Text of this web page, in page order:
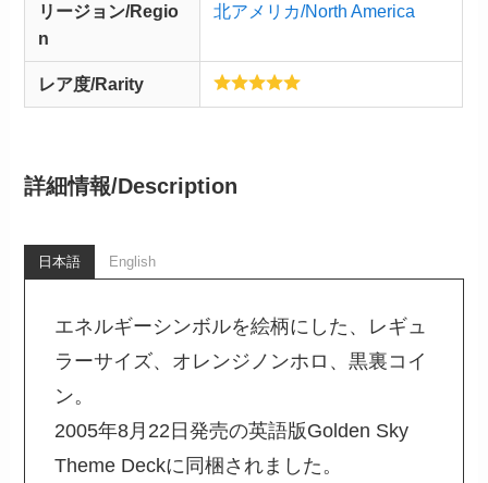
リージョン/Regio
n
北アメリカ/North America
レア度/Rarity
詳細情報/Description
日本語 English
エネルギーシンボルを絵柄にした、レギュ
ラーサイズ、オレンジノンホロ、黒裏コイ
ン。
2005年8月22日発売の英語版Golden Sky
Theme Deckに同梱されました。